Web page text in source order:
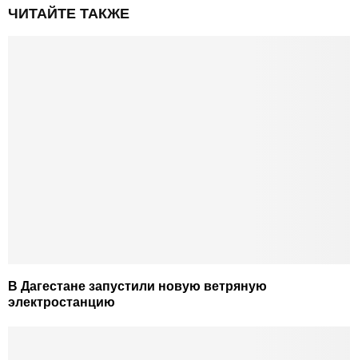
ЧИТАЙТЕ ТАКЖЕ
В Дагестане запустили новую ветряную
электростанцию